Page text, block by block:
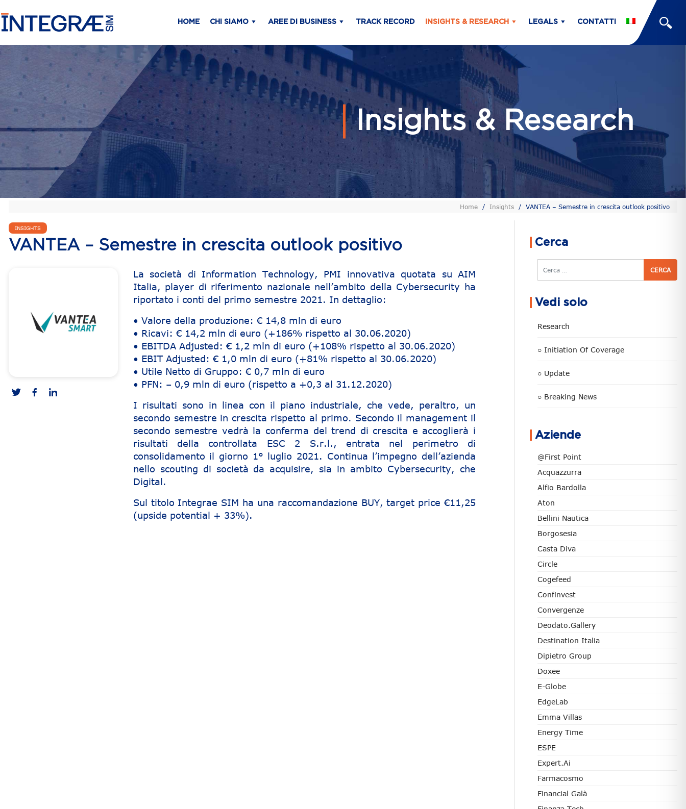
HOME CHI SIAMO AREE DI BUSINESS TRACK RECORD INSIGHTS & RESEARCH LEGALS CONTATTI
Insights & Research
Home / Insights / VANTEA – Semestre in crescita outlook positivo
INSIGHTS
VANTEA – Semestre in crescita outlook positivo
La società di Information Technology, PMI innovativa quotata su AIM
Italia, player di riferimento nazionale nell’ambito della Cybersecurity ha
riportato i conti del primo semestre 2021. In dettaglio:
• Valore della produzione: € 14,8 mln di euro
• Ricavi: € 14,2 mln di euro (+186% rispetto al 30.06.2020)
• EBITDA Adjusted: € 1,2 mln di euro (+108% rispetto al 30.06.2020)
• EBIT Adjusted: € 1,0 mln di euro (+81% rispetto al 30.06.2020)
• Utile Netto di Gruppo: € 0,7 mln di euro
• PFN: – 0,9 mln di euro (rispetto a +0,3 al 31.12.2020)
I risultati sono in linea con il piano industriale, che vede, peraltro, un
secondo semestre in crescita rispetto al primo. Secondo il management il
secondo semestre vedrà la conferma del trend di crescita e accoglierà i
risultati della controllata ESC 2 S.r.l., entrata nel perimetro di
consolidamento il giorno 1° luglio 2021. Continua l’impegno dell’azienda
nello scouting di società da acquisire, sia in ambito Cybersecurity, che
Digital.
Sul titolo Integrae SIM ha una raccomandazione BUY, target price €11,25
(upside potential + 33%).
Cerca
Cerca
Vedi solo
Research
○ Initiation Of Coverage
○ Update
○ Breaking News
Aziende
@First Point
Acquazzurra
Alfio Bardolla
Aton
Bellini Nautica
Borgosesia
Casta Diva
Circle
Cogefeed
Confinvest
Convergenze
Deodato.Gallery
Destination Italia
Dipietro Group
Doxee
E-Globe
EdgeLab
Emma Villas
Energy Time
ESPE
Expert.ai
Farmacosmo
Financial Galà